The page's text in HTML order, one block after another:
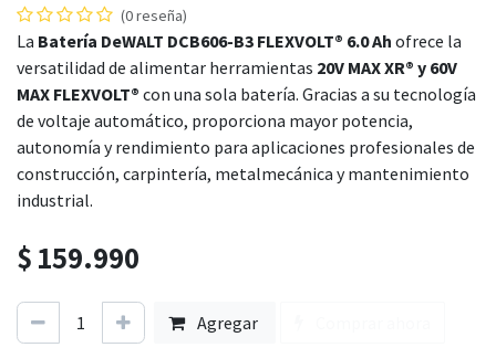
(0 reseña)
La Batería DeWALT DCB606-B3 FLEXVOLT® 6.0 Ah ofrece la
versatilidad de alimentar herramientas 20V MAX XR® y 60V
MAX FLEXVOLT® con una sola batería. Gracias a su tecnología
de voltaje automático, proporciona mayor potencia,
autonomía y rendimiento para aplicaciones profesionales de
construcción, carpintería, metalmecánica y mantenimiento
industrial.
$159.990
Agregar